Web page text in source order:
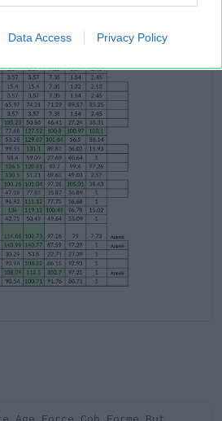
Data Access Privacy Policy